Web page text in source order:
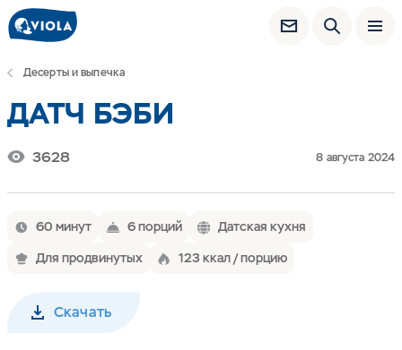
Десерты и выпечка
ДАТЧ БЭБИ
3628 8 августа 2024
60 минут 6 порций
Датская кухня
Для продвинутых
123 ккал / порцию
Скачать